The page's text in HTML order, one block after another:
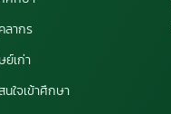
ลากร
ย์เก่า
นใจเข้าศึกษา